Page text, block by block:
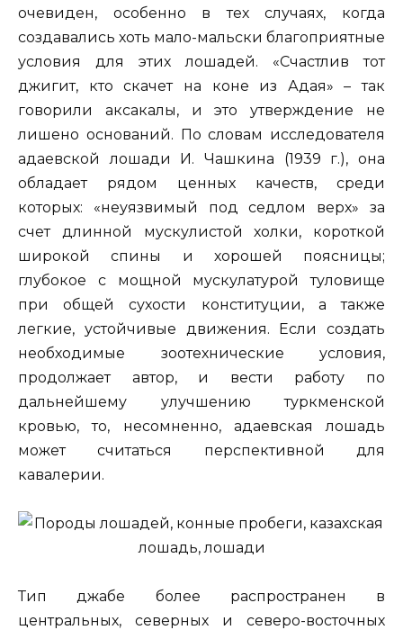
очевиден, особенно в тех случаях, когда
создавались хоть мало-мальски благоприятные
условия для этих лошадей. «Счастлив тот
джигит, кто скачет на коне из Адая» – так
говорили аксакалы, и это утверждение не
лишено оснований. По словам исследователя
адаевской лошади И. Чашкина (1939 г.), она
обладает рядом ценных качеств, среди
которых: «неуязвимый под седлом верх» за
счет длинной мускулистой холки, короткой
широкой спины и хорошей поясницы;
глубокое с мощной мускулатурой туловище
при общей сухости конституции, а также
легкие, устойчивые движения. Если создать
необходимые зоотехнические условия,
продолжает автор, и вести работу по
дальнейшему улучшению туркменской
кровью, то, несомненно, адаевская лошадь
может считаться перспективной для
кавалерии.
Тип джабе более распространен в
центральных, северных и северо-восточных